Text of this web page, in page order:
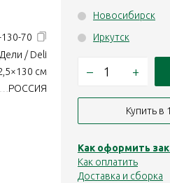
130-70
/ Deli
см
РОССИЯ
Новосибирск
Иркутск
– +
Купить в
Как оформить
Как оплатить
Доставка и сборка